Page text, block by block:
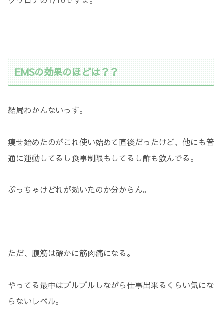
EMSの効果のほどは？？
結局わかんないっす。
痩せ始めたのがこれ使い始めて直後だったけど、他にも普
通に運動してるし食事制限もしてるし酢も飲んでる。
ぶっちゃけどれが効いたのか分からん。
ただ、腹筋は確かに筋肉痛になる。
やってる最中はブルブルしながら仕事出来るくらい気にな
らないレベル。